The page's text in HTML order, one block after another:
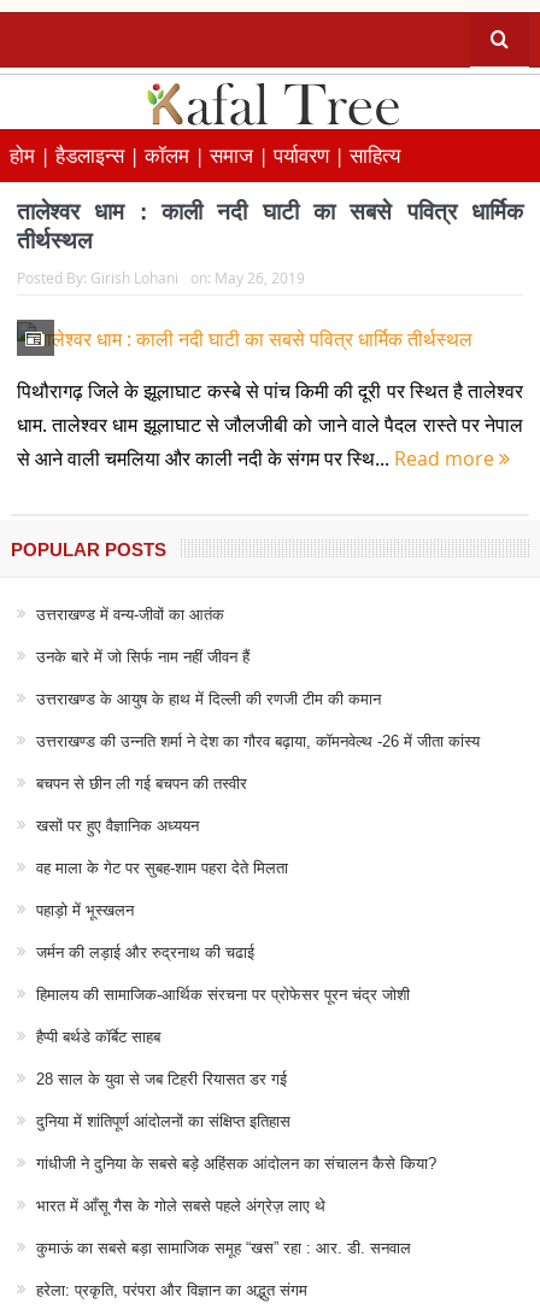
होम |हैडलाइन्स |कॉलम |समाज |पर्यावरण |साहित्य
तालेश्वर धाम : काली नदी घाटी का सबसे पवित्र धार्मिक
तीर्थस्थल
Posted By: Girish Lohani on: May 26, 2019
पिथौरागढ़ जिले के झूलाघाट कस्बे से पांच किमी की दूरी पर स्थित है तालेश्वर
धाम. तालेश्वर धाम झूलाघाट से जौलजीबी को जाने वाले पैदल रास्ते पर नेपाल
से आने वाली चमलिया और काली नदी के संगम पर स्थि... Read more
POPULAR POSTS
उत्तराखण्ड में वन्य-जीवों का आतंक
उनके बारे में जो सिर्फ नाम नहीं जीवन हैं
उत्तराखण्ड के आयुष के हाथ में दिल्ली की रणजी टीम की कमान
उत्तराखण्ड की उन्नति शर्मा ने देश का गौरव बढ़ाया, कॉमनवेल्थ -26 में जीता कांस्य
बचपन से छीन ली गई बचपन की तस्वीर
खसों पर हुए वैज्ञानिक अध्ययन
वह माला के गेट पर सुबह-शाम पहरा देते मिलता
पहाड़ो में भूस्खलन
जर्मन की लड़ाई और रुद्रनाथ की चढाई
हिमालय की सामाजिक-आर्थिक संरचना पर प्रोफेसर पूरन चंद्र जोशी
हैप्पी बर्थडे कॉर्बेट साहब
28 साल के युवा से जब टिहरी रियासत डर गई
दुनिया में शांतिपूर्ण आंदोलनों का संक्षिप्त इतिहास
गांधीजी ने दुनिया के सबसे बड़े अहिंसक आंदोलन का संचालन कैसे किया?
भारत में आँसू गैस के गोले सबसे पहले अंग्रेज़ लाए थे
कुमाऊं का सबसे बड़ा सामाजिक समूह “खस” रहा : आर. डी. सनवाल
हरेला: प्रकृति, परंपरा और विज्ञान का अद्भुत संगम